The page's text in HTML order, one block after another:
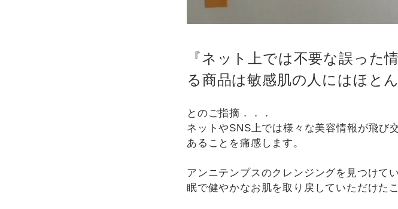
『ネット上では不要な誤った
る商品は敏感肌の人にはほと
とのご指摘．．．
ネットやSNS上では様々な美容情報が飛び
あることを痛感します。
アンニテンプスのクレンジングを見つけて
眠で健やかなお肌を取り戻していただけた